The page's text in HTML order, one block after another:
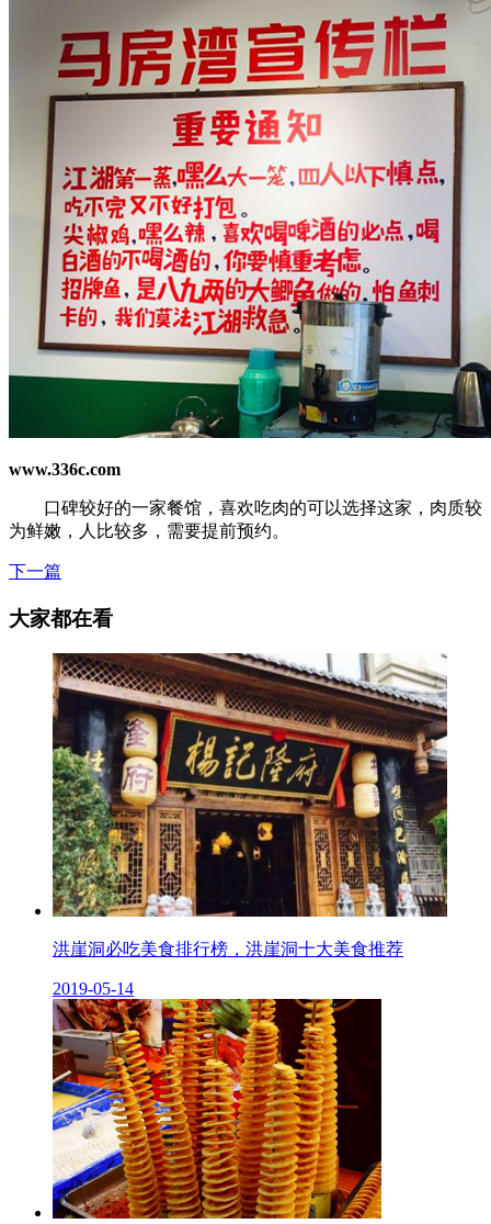
www.336c.com
口碑较好的一家餐馆，喜欢吃肉的可以选择这家，肉质较
为鲜嫩，人比较多，需要提前预约。
下一篇
大家都在看
洪崖洞必吃美食排行榜，洪崖洞十大美食推荐
2019-05-14